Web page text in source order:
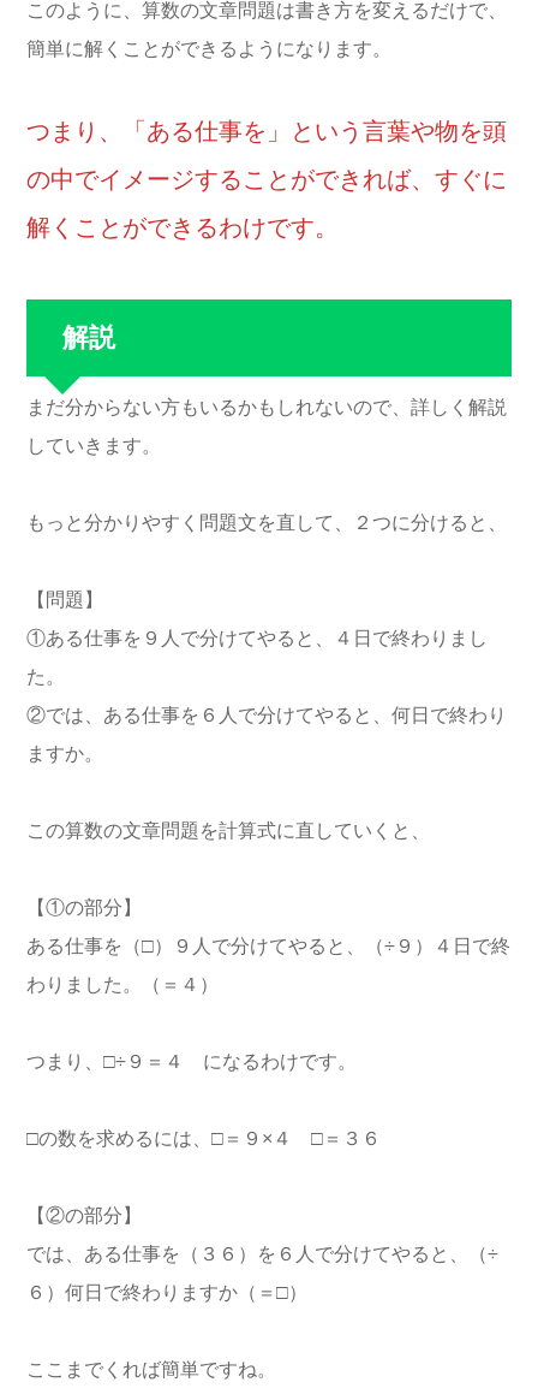
このように、算数の文章問題は書き方を変えるだけで、
簡単に解くことができるようになります。
つまり、「ある仕事を」という言葉や物を頭
の中でイメージすることができれば、すぐに
解くことができるわけです。
解説
まだ分からない方もいるかもしれないので、詳しく解説
していきます。
もっと分かりやすく問題文を直して、２つに分けると、
【問題】
①ある仕事を９人で分けてやると、４日で終わりまし
た。
②では、ある仕事を６人で分けてやると、何日で終わり
ますか。
この算数の文章問題を計算式に直していくと、
【①の部分】
ある仕事を（□）９人で分けてやると、（÷９）４日で終
わりました。（＝４）
つまり、□÷９＝４ になるわけです。
□の数を求めるには、□＝９×４ □＝３６
【②の部分】
では、ある仕事を（３６）を６人で分けてやると、（÷
６）何日で終わりますか（＝□）
ここまでくれば簡単ですね。